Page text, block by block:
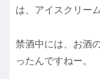
は、アイスクリー
禁酒中には、お酒
ったんですねー。